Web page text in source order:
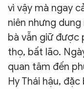
vì vậy mà ngay
niên nhưng
bà vẫn giữ được
thọ, bất lão.
quan tâm đến
Hy Thái hậu,